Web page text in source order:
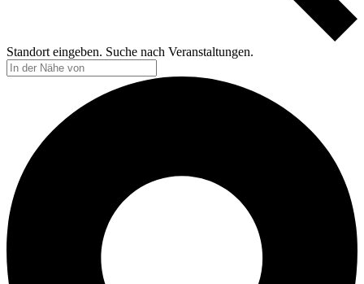
Standort eingeben. Suche nach Veranstaltungen.